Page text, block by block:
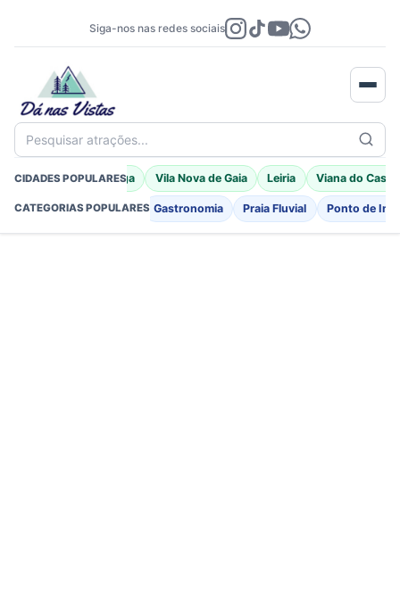
Siga-nos nas redes sociais
Pesquisar atrações...
CIDADES POPULARES
Porto Moniz Braga Vila Nova de Gaia Leiria Viana do
CATEGORIAS POPULARES
Fortificações Igreja Gastronomia Praia Fluvial Ponto de